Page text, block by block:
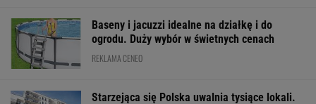
Baseny i jacuzzi idealne na działkę i do
ogrodu. Duży wybór w świetnych cenach
REKLAMA CENEO
Starzejąca się Polska uwalnia tysiące lokali.